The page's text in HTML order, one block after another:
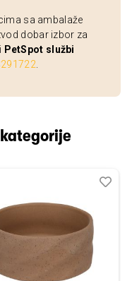
sa ambalaže
dobar izbor za
PetSpot službi